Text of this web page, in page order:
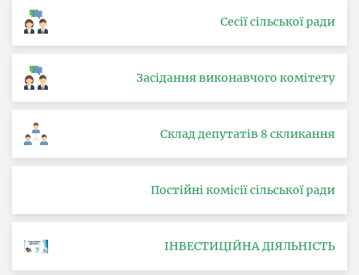
Сесії сільської ради
Засідання виконавчого комітету
Склад депутатів 8 скликання
Постійні комісії сільської ради
ІНВЕСТИЦІЙНА ДІЯЛЬНІСТЬ